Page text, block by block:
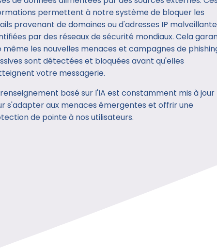
permettent à notre système de bloquer les
provenant de domaines ou d'adresses IP
par des réseaux de sécurité mondiaux. Cela
même les nouvelles menaces et campagnes de
sont détectées et bloquées avant qu'elles
votre messagerie.
basé sur l'IA est constamment mis à jour
s'adapter aux menaces émergentes et offrir une
de pointe à nos utilisateurs.